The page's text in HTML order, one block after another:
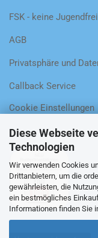
Diese Webseite
Technologien
Wir verwenden Cookies
Drittanbietern, um die
gewährleisten, die
ein bestmögliches
Informationen finden Sie
FSK - keine
AGB
Privatsphäre und
Callback Service
Cookie Einstellungen